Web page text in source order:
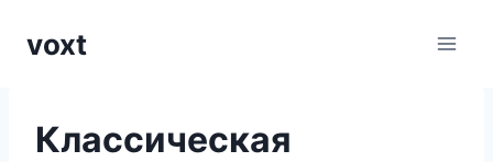
voxt
Классическая